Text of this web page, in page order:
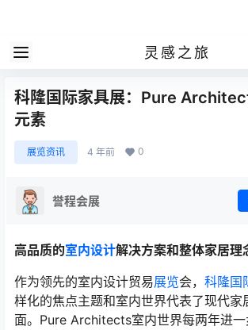
灵感之旅
科隆国际家具展：Pure
元素
展览资讯 4 年前 0
誉程会展
高品质的室内设计解决方案和整体家居理
作为领先的室内设计贸易展览会， 科隆国
样化的焦点主题和室内世界代表了现代家
面。Pure Architects室内世界每两年进